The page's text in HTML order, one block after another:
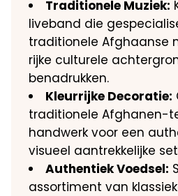
Traditionele Muziek:
liveband die
traditionele Afghaanse
rijke culturele
benadrukken.
Kleurrijke Decoratie:
traditionele Afghanen-
handwerk voor een
visueel aantrekkelijke
Authentiek Voedsel:
assortiment van